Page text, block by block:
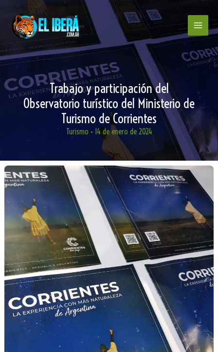
contenido
Trabajo y participación del
Observatorio turístico del Ministerio de
Turismo de Corrientes
Turismo • 14 de enero de 2024